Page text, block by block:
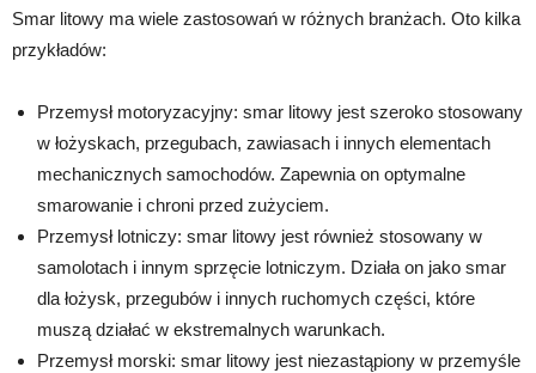
Smar litowy ma wiele zastosowań w różnych branżach. Oto kilka
przykładów:
Przemysł motoryzacyjny: smar litowy jest szeroko stosowany
w łożyskach, przegubach, zawiasach i innych elementach
mechanicznych samochodów. Zapewnia on optymalne
smarowanie i chroni przed zużyciem.
Przemysł lotniczy: smar litowy jest również stosowany w
samolotach i innym sprzęcie lotniczym. Działa on jako smar
dla łożysk, przegubów i innych ruchomych części, które
muszą działać w ekstremalnych warunkach.
Przemysł morski: smar litowy jest niezastąpiony w przemyśle